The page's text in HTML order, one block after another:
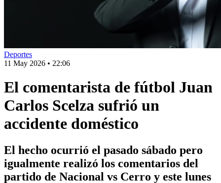
Deportes
11 May 2026 • 22:06
El comentarista de fútbol Juan
Carlos Scelza sufrió un
accidente doméstico
El hecho ocurrió el pasado sábado pero
igualmente realizó los comentarios del
partido de Nacional vs Cerro y este lunes